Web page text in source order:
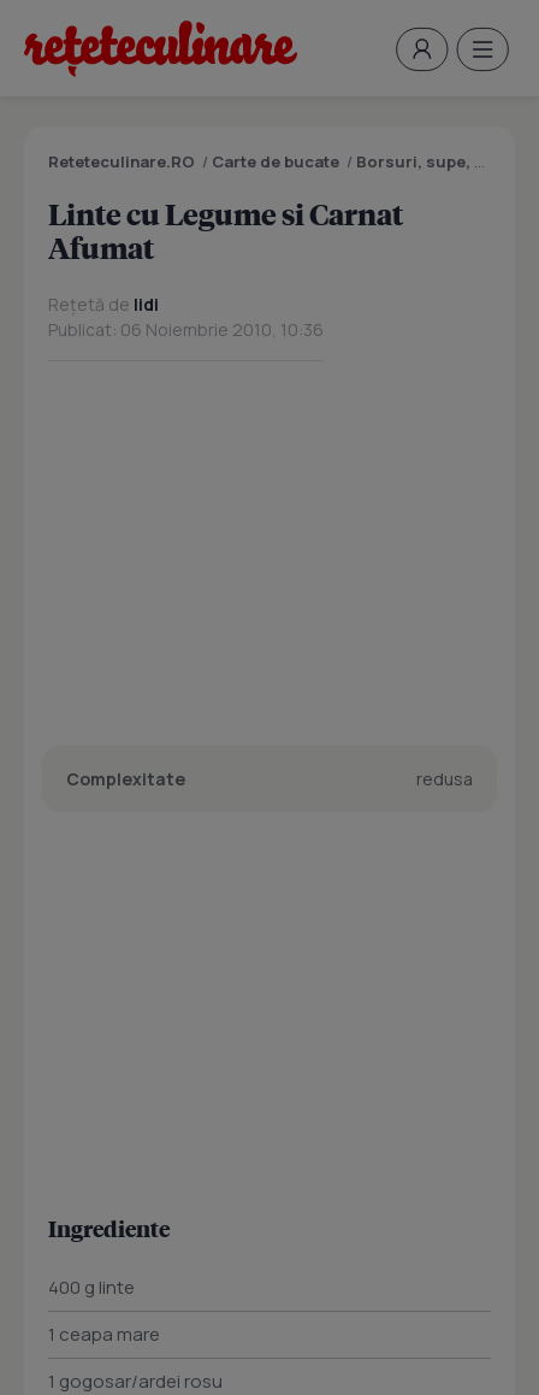
Reteteculinare.RO / Carte de bucate / Borsuri, supe, ciorbe
Linte cu Legume si Carnat
Afumat
Rețetă de lidi
Publicat: 06 Noiembrie 2010, 10:36
Complexitate redusa
Ingrediente
400 g linte
1 ceapa mare
1 gogosar/ardei rosu